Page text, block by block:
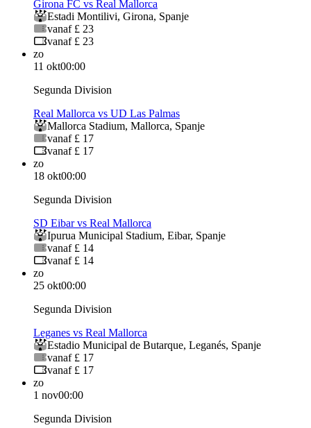
Girona FC vs Real Mallorca
Estadi Montilivi, Girona, Spanje
vanaf £ 23
vanaf £ 23
zo
11 okt00:00
Segunda Division
Real Mallorca vs UD Las Palmas
Mallorca Stadium, Mallorca, Spanje
vanaf £ 17
vanaf £ 17
zo
18 okt00:00
Segunda Division
SD Eibar vs Real Mallorca
Ipurua Municipal Stadium, Eibar, Spanje
vanaf £ 14
vanaf £ 14
zo
25 okt00:00
Segunda Division
Leganes vs Real Mallorca
Estadio Municipal de Butarque, Leganés, Spanje
vanaf £ 17
vanaf £ 17
zo
1 nov00:00
Segunda Division